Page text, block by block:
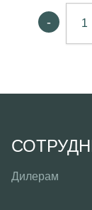
-
Дилерам